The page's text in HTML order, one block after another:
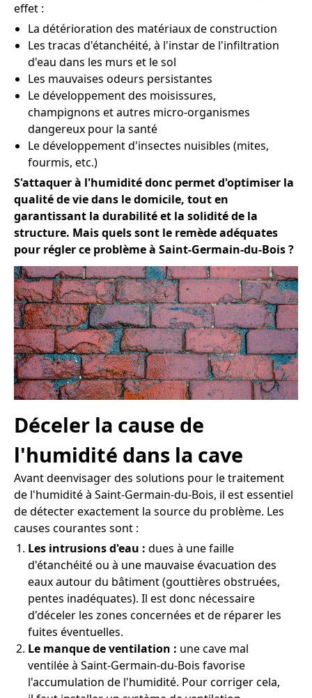
effet :
La détérioration des matériaux de construction
Les tracas d'étanchéité, à l'instar de l'infiltration
d'eau dans les murs et le sol
Les mauvaises odeurs persistantes
Le développement des moisissures,
champignons et autres micro-organismes
dangereux pour la santé
Le développement d'insectes nuisibles (mites,
fourmis, etc.)
S'attaquer à l'humidité donc permet d'optimiser la
qualité de vie dans le domicile, tout en
garantissant la durabilité et la solidité de la
structure. Mais quels sont le remède adéquates
pour régler ce problème à Saint-Germain-du-Bois ?
Déceler la cause de
l'humidité dans la cave
Avant deenvisager des solutions pour le traitement
de l'humidité à Saint-Germain-du-Bois, il est essentiel
de détecter exactement la source du problème. Les
causes courantes sont :
Les intrusions d'eau : dues à une faille
d'étanchéité ou à une mauvaise évacuation des
eaux autour du bâtiment (gouttières obstruées,
pentes inadéquates). Il est donc nécessaire
d'déceler les zones concernées et de réparer les
fuites éventuelles.
Le manque de ventilation : une cave mal
ventilée à Saint-Germain-du-Bois favorise
l'accumulation de l'humidité. Pour corriger cela,